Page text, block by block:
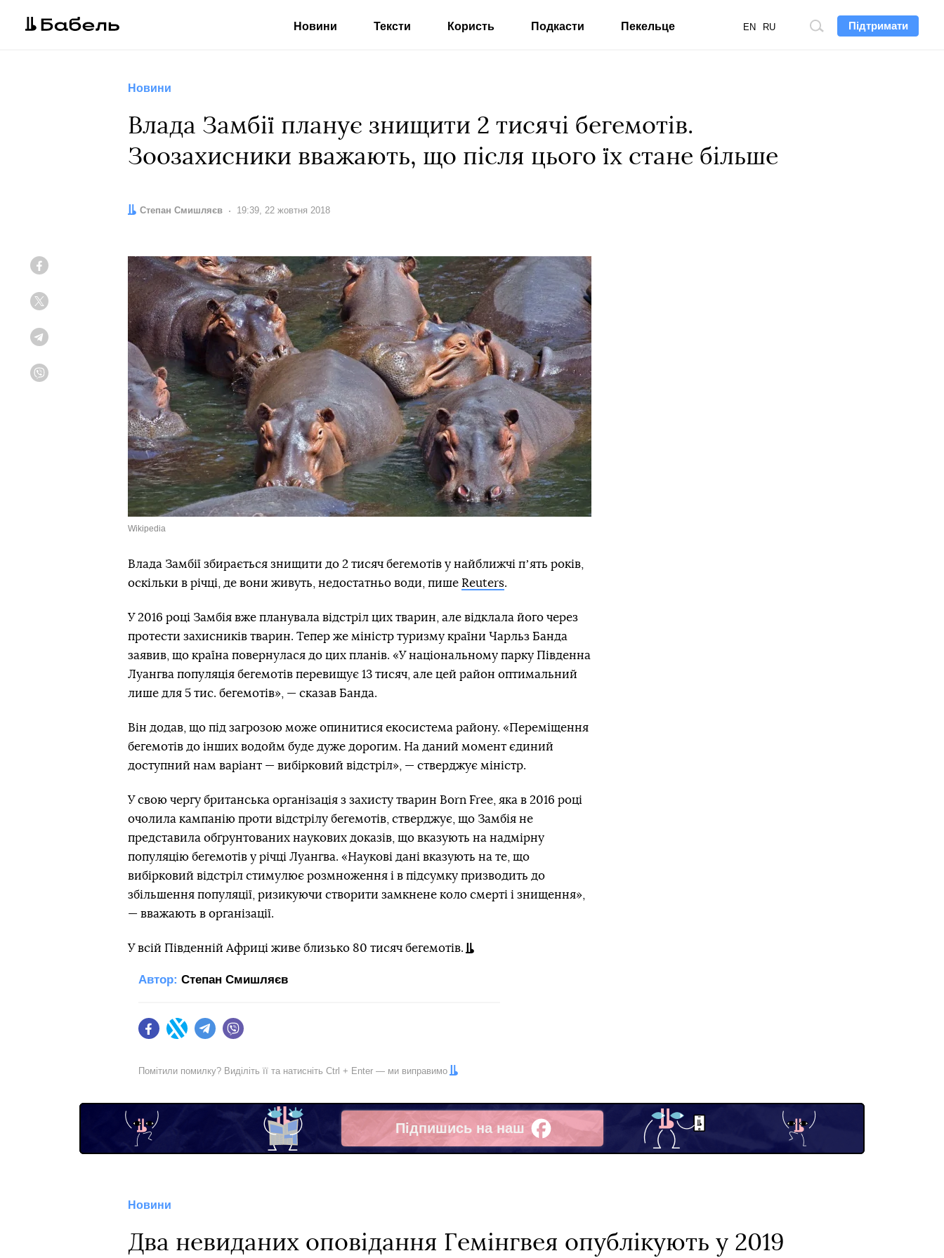
Підтримати
Пошук
EN RU
Новини Тексти Користь Подкасти Пекельце
Новини
Влада Замбії планує знищити 2 тисячі бегемотів.
Зоозахисники вважають, що після цього їх стане більше
Автор:
Степан Смишляєв Дата:
19:39, 22 жовтня 2018
Wikipedia
Влада Замбії збирається знищити до 2 тисяч бегемотів у найближчі пʼять років,
оскільки в річці, де вони живуть, недостатньо води, пише Reuters.
У 2016 році Замбія вже планувала відстріл цих тварин, але відклала його через
протести захисників тварин. Тепер же міністр туризму країни Чарльз Банда
заявив, що країна повернулася до цих планів. «У національному парку Південна
Луангва популяція бегемотів перевищує 13 тисяч, але цей район оптимальний
лише для 5 тис. бегемотів», — сказав Банда.
Він додав, що під загрозою може опинитися екосистема району. «Переміщення
бегемотів до інших водойм буде дуже дорогим. На даний момент єдиний
доступний нам варіант — вибірковий відстріл», — стверджує міністр.
У свою чергу британська організація з захисту тварин Born Free, яка в 2016 році
очолила кампанію проти відстрілу бегемотів, стверджує, що Замбія не
представила обґрунтованих наукових доказів, що вказують на надмірну
популяцію бегемотів у річці Луангва. «Наукові дані вказують на те, що
вибірковий відстріл стимулює розмноження і в підсумку призводить до
збільшення популяції, ризикуючи створити замкнене коло смерті і знищення»,
— вважають в організації.
У всій Південній Африці живе близько 80 тисяч бегемотів.
Автор: Степан Смишляєв
FacebookTwitter Telegram
Помітили помилку? Виділіть її та натисніть Ctrl + Enter — ми виправимо
Підпишись на наш
Facebook
Новини
Два невиданих оповідання Гемінгвея опублікують у 2019